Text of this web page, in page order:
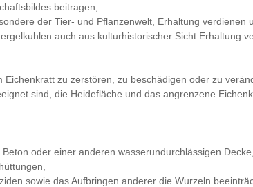
beitragen,
der Tier- und Pflanzenwelt, Erhaltung verdienen
auch aus kulturhistorischer Sicht Erhaltung
zu zerstören, zu beschädigen oder zu
sind, die Heidefläche und das angrenzene
oder einer anderen wasserundurchlässigen Decke,
sowie das Aufbringen anderer die Wurzeln